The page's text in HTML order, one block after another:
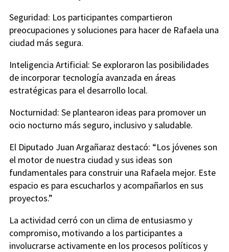
Seguridad: Los participantes compartieron
preocupaciones y soluciones para hacer de Rafaela una
ciudad más segura.
Inteligencia Artificial: Se exploraron las posibilidades
de incorporar tecnología avanzada en áreas
estratégicas para el desarrollo local.
Nocturnidad: Se plantearon ideas para promover un
ocio nocturno más seguro, inclusivo y saludable.
El Diputado Juan Argañaraz destacó: “Los jóvenes son
el motor de nuestra ciudad y sus ideas son
fundamentales para construir una Rafaela mejor. Este
espacio es para escucharlos y acompañarlos en sus
proyectos.”
La actividad cerró con un clima de entusiasmo y
compromiso, motivando a los participantes a
involucrarse activamente en los procesos políticos y